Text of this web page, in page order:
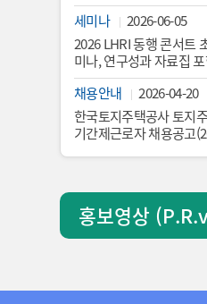
세미나
2026-06-05
2026 LHRI 동행 콘서트
미나, 연구성과 자료집
채용안내
2026-04-20
한국토지주택공사 토지
기간제근로자 채용공고
홍보영상